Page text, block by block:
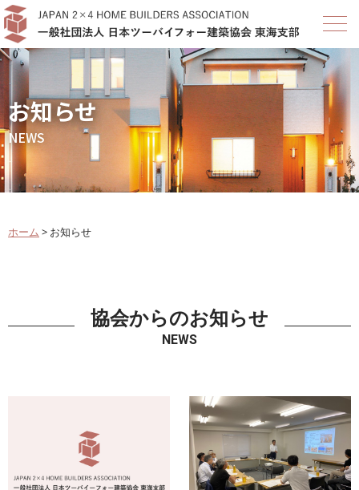
お知らせ
NEWS
ホーム > お知らせ
協会からのお知らせ
NEWS